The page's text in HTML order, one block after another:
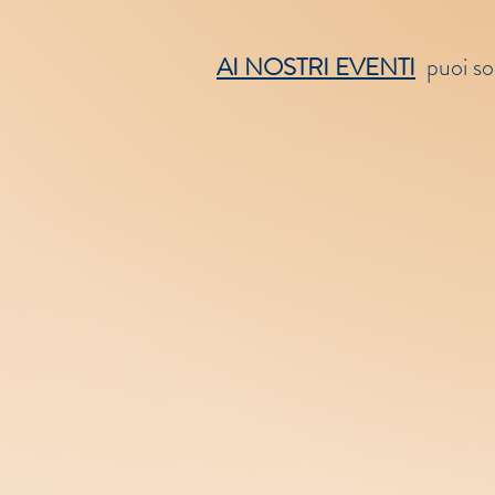
AI NOSTRI EVENTI puoi